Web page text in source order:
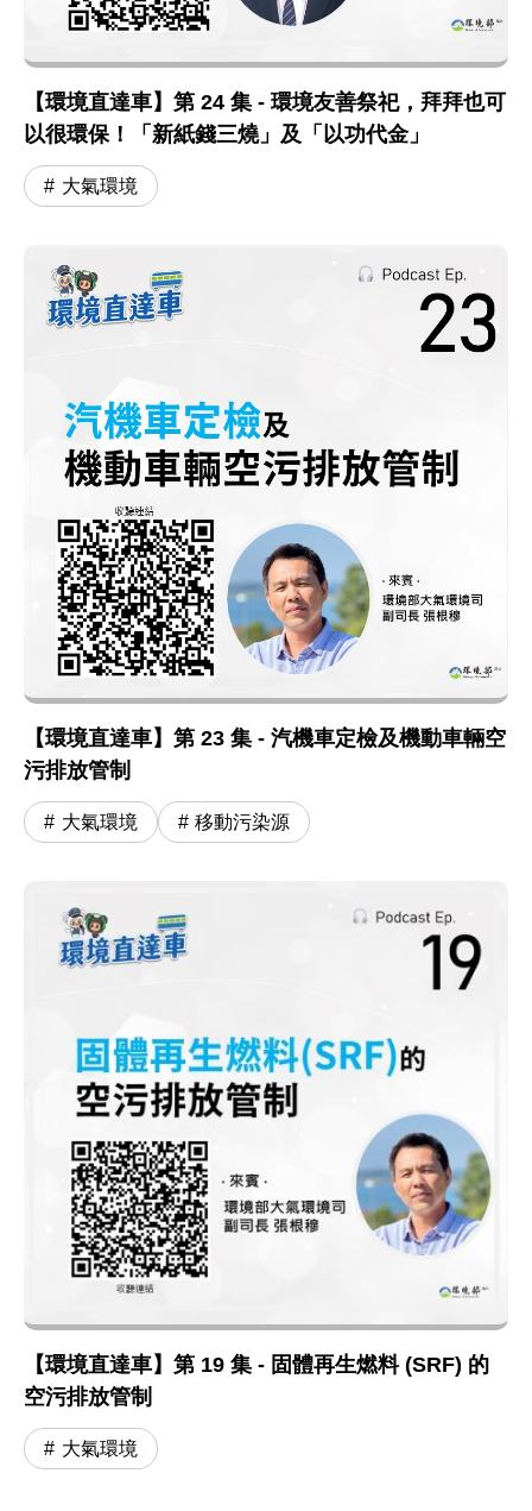
【環境直達車】第 24 集 - 環境友善祭祀，拜拜也可
以很環保！「新紙錢三燒」及「以功代金」
大氣環境
【環境直達車】第 23 集 - 汽機車定檢及機動車輛空
污排放管制
大氣環境 移動污染源
【環境直達車】第 19 集 - 固體再生燃料 (SRF) 的
空污排放管制
大氣環境